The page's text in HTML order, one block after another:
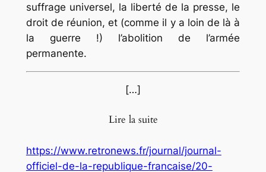
suffrage universel, la liberté de la presse, le
droit de réunion, et (comme il y a loin de là à
la guerre !) l’abolition de l’armée
permanente.
[…]
Lire la suite
https://www.retronews.fr/journal/journal-
officiel-de-la-republique-francaise/20-